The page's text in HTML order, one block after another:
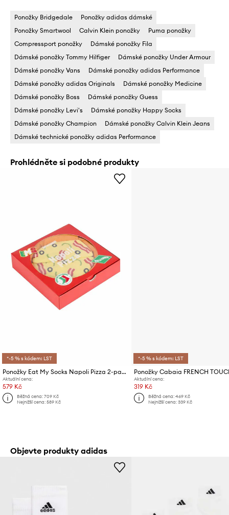
Ponožky Bridgedale
Ponožky adidas dámské
Ponožky Smartwool
Calvin Klein ponožky
Puma ponožky
Compressport ponožky
Dámské ponožky Fila
Dámské ponožky Tommy Hilfiger
Dámské ponožky Under Armour
Dámské ponožky Vans
Dámské ponožky adidas Performance
Dámské ponožky adidas Originals
Dámské ponožky Medicine
Dámské ponožky Boss
Dámské ponožky Guess
Dámské ponožky Levi's
Dámské ponožky Happy Socks
Dámské ponožky Champion
Dámské ponožky Calvin Klein Jeans
Dámské technické ponožky adidas Performance
Prohlédněte si podobné produkty
*-5 % s kódem: LST
Ponožky Eat My Socks Napoli Pizza 2-pack
Aktuální cena:
579 Kč
Běžná cena:709 Kč
Nejnižší cena:589 Kč
*-5 % s kódem: LST
Ponožky Cabaia FRENCH
Aktuální cena:
319 Kč
Běžná cena:469 Kč
Nejnižší cena:339 Kč
Objevte produkty adidas